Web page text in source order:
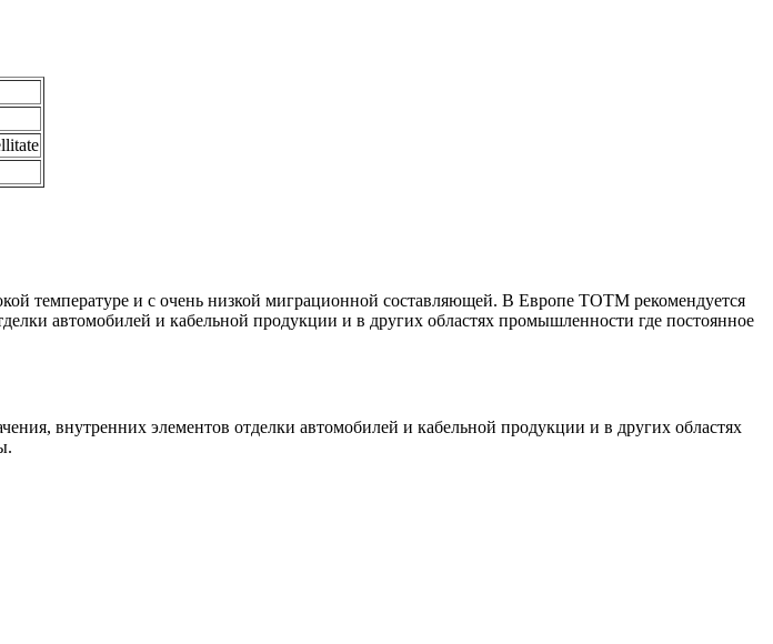
температуре и с очень низкой миграционной составляющей. В Европе ТОТМ рекомендуется
автомобилей и кабельной продукции и в других областях промышленности где постоянное
внутренних элементов отделки автомобилей и кабельной продукции и в других областях